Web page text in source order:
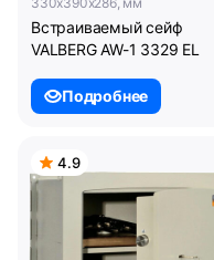
Встраиваемый сейф
VALBERG AW-1 3329 EL
Подробнее
4.9